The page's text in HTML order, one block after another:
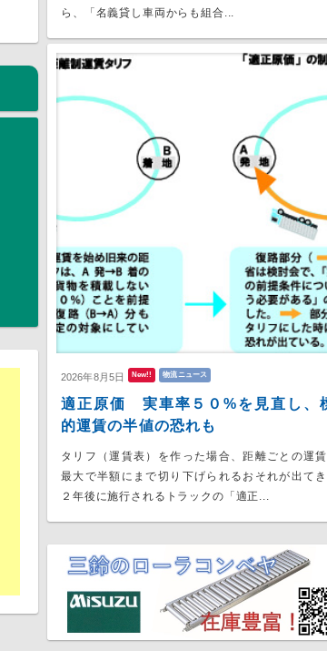
ら、「名義貸し車両からも組合...
2026年8月5日 New!! 物流ニュース
適正原価 実車率５０%を見直し、
的運賃の半値の恐れも
タリフ（運賃表）を作った場合、距離ごとの運
最大で半額にまで切り下げられるおそれが出てき
２年後に施行されるトラックの「適正...